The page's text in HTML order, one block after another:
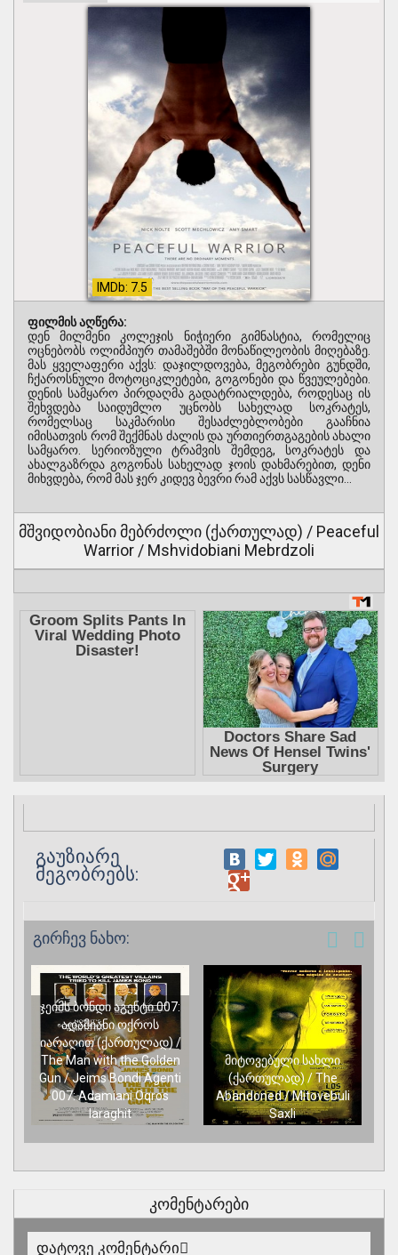
IMDb: 7.5
ფილმის აღწერა:
დენ მილმენი კოლეჯის ნიჭიერი გიმნასტია, რომელიც
ოცნებობს ოლიმპიურ თამაშებში მონაწილეობის მიღებაზე.
მას ყველაფერი აქვს: დაჯილდოვება, მეგობრები გუნდში,
ჩქაროსნული მოტოციკლეტები, გოგონები და წვეულებები.
დენის სამყარო პირდაღმა გადატრიალდება, როდესაც ის
შეხვდება საიდუმლო უცნობს სახელად სოკრატეს,
რომელსაც საკმარისი შესაძლებლობები გააჩნია
იმისათვის რომ შექმნას ძალის და ურთიერთგაგების ახალი
სამყარო. სერიოზული ტრამვის შემდეგ, სოკრატეს და
ახალგაზრდა გოგონას სახელად ჯოის დახმარებით, დენი
მიხვდება, რომ მას ჯერ კიდევ ბევრი რამ აქვს სასწავლი…
მშვიდობიანი მებრძოლი (ქართულად) / Peaceful
Warrior / Mshvidobiani Mebrdzoli
გაუზიარე
მეგობრებს:
გირჩევ ნახო:
ჯეიმს ბონდი აგენტი 007:
ადამიანი ოქროს
იარაღით (ქართულად) /
The Man with the Golden
Gun / Jeims Bondi Agenti
007: Adamiani Oqros
Iaraghit
მიტოვებული სახლი
(ქართულად) / The
Abandoned / Mitovebuli
Saxli
კომენტარები
დატოვე კომენტარი